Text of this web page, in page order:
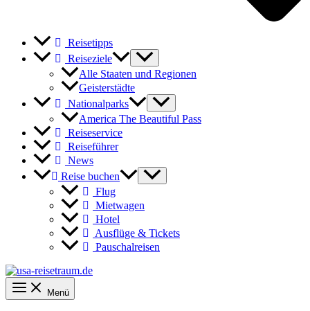
Reisetipps
Reiseziele
Alle Staaten und Regionen
Geisterstädte
Nationalparks
America The Beautiful Pass
Reiseservice
Reiseführer
News
Reise buchen
Flug
Mietwagen
Hotel
Ausflüge & Tickets
Pauschalreisen
Menü